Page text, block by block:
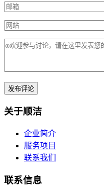
关于顺洁
企业简介
服务项目
联系我们
联系信息